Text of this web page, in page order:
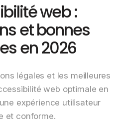
web :
et bonnes
en 2026
légales et les meilleures
web optimale en
expérience utilisateur
et conforme.